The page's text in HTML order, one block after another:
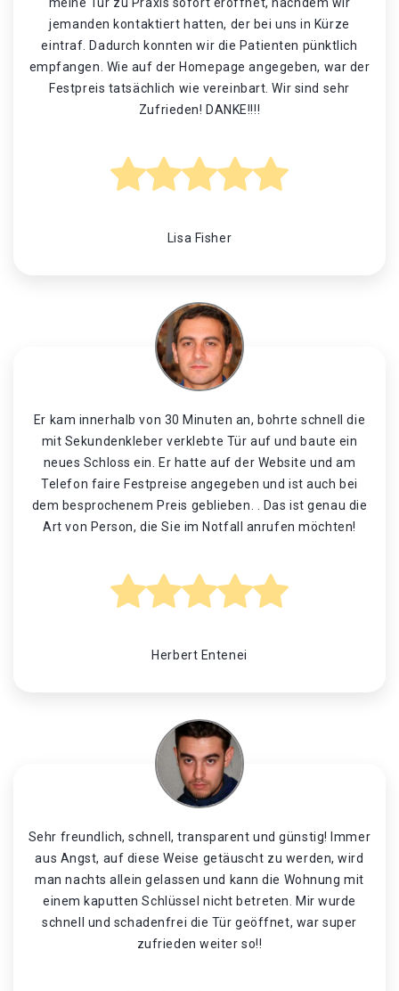
jemanden kontaktiert hatten, der bei uns in Kürze
eintraf. Dadurch konnten wir die Patienten pünktlich
empfangen. Wie auf der Homepage angegeben, war der
Festpreis tatsächlich wie vereinbart. Wir sind sehr
Zufrieden! DANKE!!!!
Lisa Fisher
Er kam innerhalb von 30 Minuten an, bohrte schnell die
mit Sekundenkleber verklebte Tür auf und baute ein
neues Schloss ein. Er hatte auf der Website und am
Telefon faire Festpreise angegeben und ist auch bei
dem besprochenem Preis geblieben. . Das ist genau die
Art von Person, die Sie im Notfall anrufen möchten!
Herbert Entenei
Sehr freundlich, schnell, transparent und günstig! Immer
aus Angst, auf diese Weise getäuscht zu werden, wird
man nachts allein gelassen und kann die Wohnung mit
einem kaputten Schlüssel nicht betreten. Mir wurde
schnell und schadenfrei die Tür geöffnet, war super
zufrieden weiter so!!